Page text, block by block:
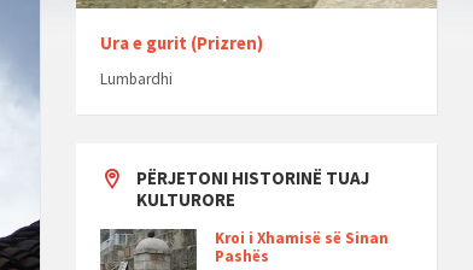
Ura e gurit (Prizren)
Lumbardhi
PËRJETONI HISTORINË TUAJ
KULTURORE
Kroi i Xhamisë së Sinan
Pashës